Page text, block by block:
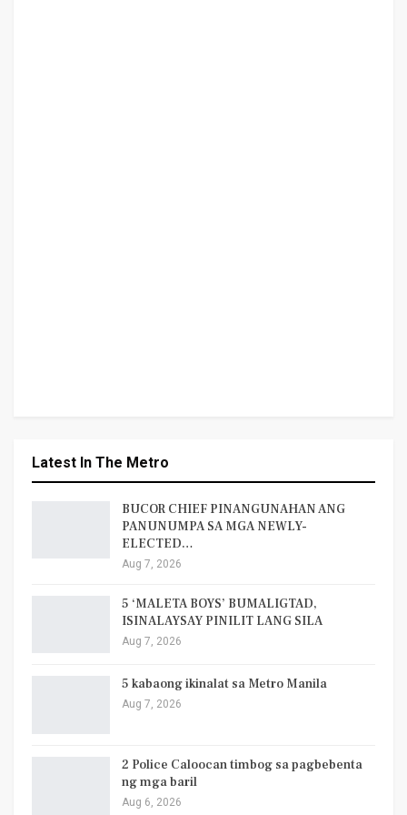
Latest In The Metro
BUCOR CHIEF PINANGUNAHAN ANG
PANUNUMPA SA MGA NEWLY-
ELECTED…
Aug 7, 2026
5 ‘MALETA BOYS’ BUMALIGTAD,
ISINALAYSAY PINILIT LANG SILA
Aug 7, 2026
5 kabaong ikinalat sa Metro Manila
Aug 7, 2026
2 Police Caloocan timbog sa pagbebenta
ng mga baril
Aug 6, 2026